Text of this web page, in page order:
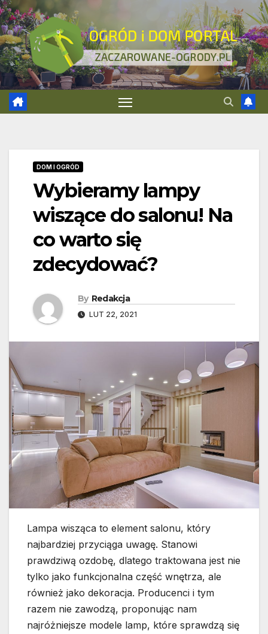
Skip
to
content
DOM I OGRÓD
Wybieramy lampy
wiszące do salonu! Na
co warto się
zdecydować?
By Redakcja
LUT 22, 2021
Lampa wisząca to element salonu, który
najbardziej przyciąga uwagę. Stanowi
prawdziwą ozdobę, dlatego traktowana jest nie
tylko jako funkcjonalna część wnętrza, ale
również jako dekoracja. Producenci i tym
razem nie zawodzą, proponując nam
najróżniejsze modele lamp, które sprawdzą się